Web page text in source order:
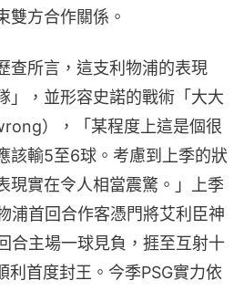
雙方合作關係。
查所言，這支利物浦的表現
」，並形容史諾的戰術「大大
），「某程度上這是個很
該輸5至6球。考慮到上季的狀
現實在令人相當震驚。」上季
浦首回合作客憑門將艾利臣神
合主場一球見負，捱至互射十
利首度封王。今季PSG實力依